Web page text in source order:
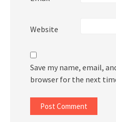
Website
Save my name, email,
browser for the next